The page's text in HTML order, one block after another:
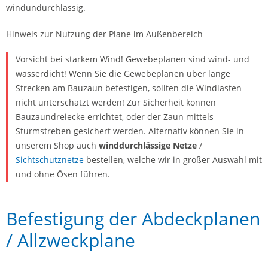
windundurchlässig.
Hinweis zur Nutzung der Plane im Außenbereich
Vorsicht bei starkem Wind! Gewebeplanen sind wind- und
wasserdicht! Wenn Sie die Gewebeplanen über lange
Strecken am Bauzaun befestigen, sollten die Windlasten
nicht unterschätzt werden! Zur Sicherheit können
Bauzaundreiecke errichtet, oder der Zaun mittels
Sturmstreben gesichert werden. Alternativ können Sie in
unserem Shop auch winddurchlässige Netze /
Sichtschutznetze bestellen, welche wir in großer Auswahl mit
und ohne Ösen führen.
Befestigung der Abdeckplanen
/ Allzweckplane